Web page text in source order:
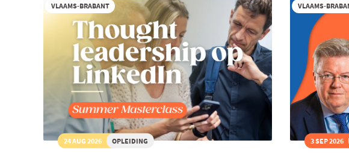
VLAAMS-BRABANT
24 AUG 2026 OPLEIDING
VLAAMS-
3 SEP 2026